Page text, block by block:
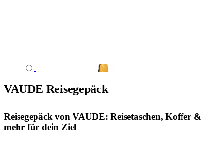
VAUDE Reisegepäck
Reisegepäck von VAUDE: Reisetaschen, Koffer &
mehr für dein Ziel